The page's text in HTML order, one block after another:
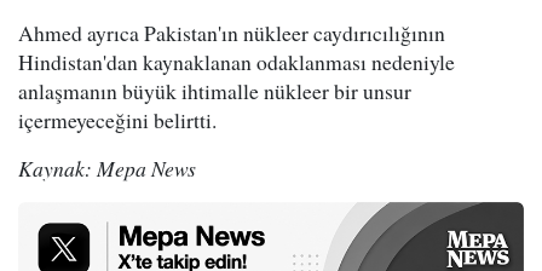
Ahmed ayrıca Pakistan'ın nükleer caydırıcılığının
Hindistan'dan kaynaklanan odaklanması nedeniyle
anlaşmanın büyük ihtimalle nükleer bir unsur
içermeyeceğini belirtti.
Kaynak: Mepa News